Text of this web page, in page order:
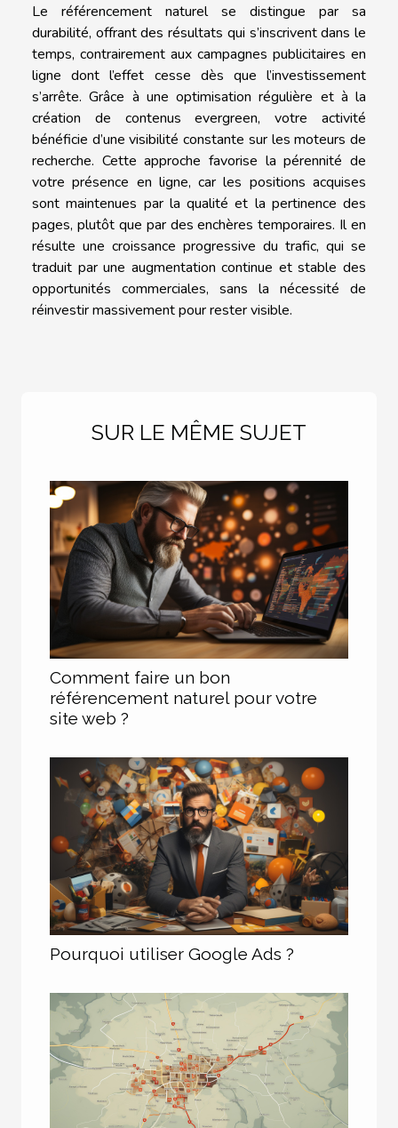
Le référencement naturel se distingue par sa
durabilité, offrant des résultats qui s’inscrivent dans le
temps, contrairement aux campagnes publicitaires en
ligne dont l’effet cesse dès que l’investissement
s’arrête. Grâce à une optimisation régulière et à la
création de contenus evergreen, votre activité
bénéficie d’une visibilité constante sur les moteurs de
recherche. Cette approche favorise la pérennité de
votre présence en ligne, car les positions acquises
sont maintenues par la qualité et la pertinence des
pages, plutôt que par des enchères temporaires. Il en
résulte une croissance progressive du trafic, qui se
traduit par une augmentation continue et stable des
opportunités commerciales, sans la nécessité de
réinvestir massivement pour rester visible.
SUR LE MÊME SUJET
Comment faire un bon
référencement naturel pour votre
site web ?
Pourquoi utiliser Google Ads ?